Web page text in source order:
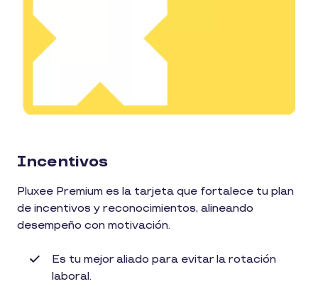
Incentivos
Pluxee Premium es la tarjeta que fortalece tu plan
de incentivos y reconocimientos, alineando
desempeño con motivación.
Es tu mejor aliado para evitar la rotación
laboral.​